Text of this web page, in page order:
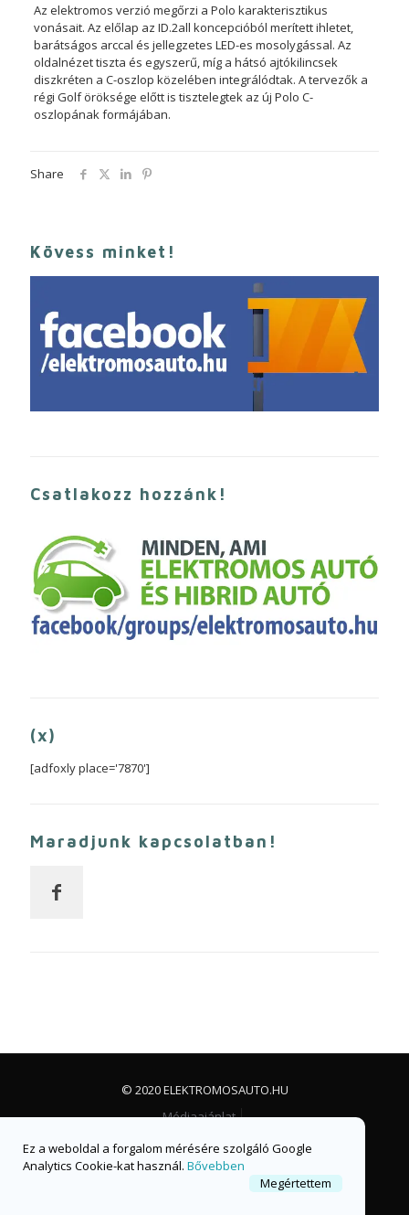
Az elektromos verzió megőrzi a Polo karakterisztikus
vonásait. Az előlap az ID.2all koncepcióból merített ihletet,
barátságos arccal és jellegzetes LED-es mosolygással. Az
oldalnézet tiszta és egyszerű, míg a hátsó ajtókilincsek
diszkréten a C-oszlop közelében integrálódtak. A tervezők a
régi Golf öröksége előtt is tisztelegtek az új Polo C-
oszlopának formájában.
Share
Kövess minket!
Csatlakozz hozzánk!
(x)
[adfoxly place='7870']
Maradjunk kapcsolatban!
© 2020 ELEKTROMOSAUTO.HU
Médiaajánlat
Facebook csoport
Facebook oldal
Ez a weboldal a forgalom mérésére szolgáló Google
Analytics Cookie-kat használ. Bővebben
Megértettem